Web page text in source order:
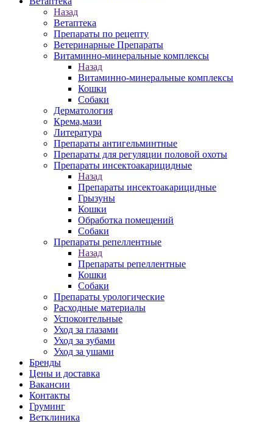
Назад
Ветаптека
Препараты по рецепту
Ветеринарные Препараты
Витаминно-минеральные комплексы
Назад
Витаминно-минеральные комплексы
Кошки
Собаки
Дерматология
Крема,мази
Литература
Препараты антигельминтные
Препараты для регуляции половой охоты
Препараты инсектоакарицидные
Назад
Препараты инсектоакарицидные
Грызуны
Кошки
Обработка помещений
Собаки
Препараты репеллентные
Назад
Препараты репеллентные
Кошки
Собаки
Препараты урологические
Расходные материалы
Успокоительные
Уход за глазами
Уход за зубами
Уход за ушами
Бренды
Цены и доставка
Вакансии
Контакты
Груминг
Ветклиника